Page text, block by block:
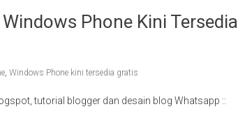
Phone Kini Tersedia
, Windows Phone kini tersedia gratis
tutorial blogger dan desain blog Whatsapp ::